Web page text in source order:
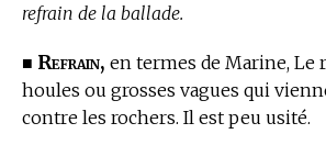
refrain de la ballade.
■ Refrain, en termes de Marine, Le
houles ou grosses vagues qui
contre les rochers. Il est peu usité.